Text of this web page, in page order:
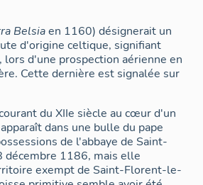
Belsiaen 1160) désignerait un
d'origine celtique, signifiant
d'une prospection aérienne en
Cette dernière est signalée sur
du XIIe siècle au cœur d'un
dans une bulle du pape
de l'abbaye de Saint-
décembre 1186, mais elle
exempt de Saint-Florent-le-